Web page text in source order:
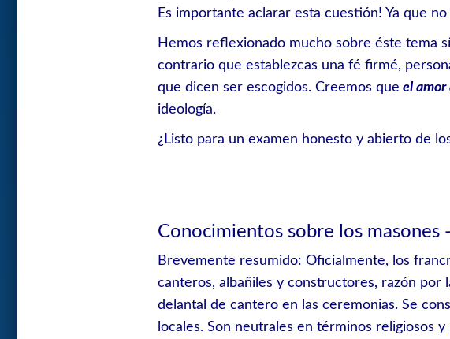
Es importante aclarar esta cuestión! Ya que
Hemos reflexionado mucho sobre éste tema
contrario que establezcas una fé firmé,
que dicen ser escogidos. Creemos que el amor
ideología.
¿Listo para un examen honesto y abierto de
Conocimientos sobre los masones
Brevemente resumido: Oficialmente, los
canteros, albañiles y constructores, razón por
delantal de cantero en las ceremonias. Se
locales. Son neutrales en términos religiosos